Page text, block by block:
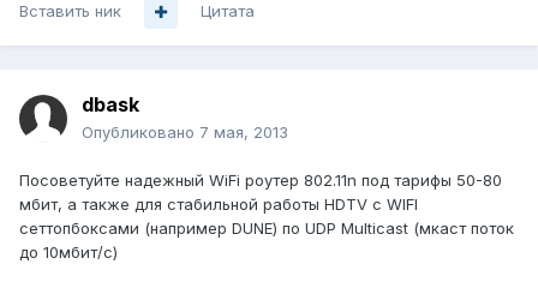
Вставить ник Цитата
dbask
Опубликовано 7 мая, 2013
Посоветуйте надежный WiFi роутер 802.11n под тарифы 50-80
мбит, а также для стабильной работы HDTV с WIFI
сеттопбоксами (например DUNE) по UDP Multicast (мкаст поток
до 10мбит/с)